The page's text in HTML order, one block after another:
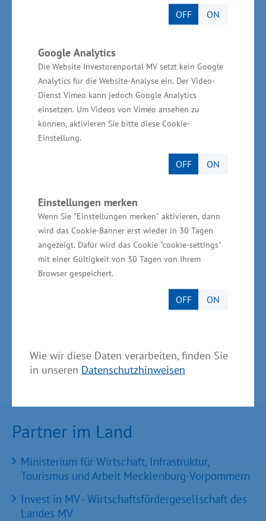
OFF ON
Google Analytics
Die Website Investorenportal MV setzt kein Google
Analytics für die Website-Analyse ein. Der Video-
Dienst Vimeo kann jedoch Google Analytics
einsetzen. Um Videos von Vimeo ansehen zu
können, aktivieren Sie bitte diese Cookie-
Einstellung.
OFF ON
Einstellungen merken
Wenn Sie "Einstellungen merken" aktivieren, dann
wird das Cookie-Banner erst wieder in 30 Tagen
angezeigt. Dafür wird das Cookie "cookie-settings"
mit einer Gültigkeit von 30 Tagen von Ihrem
Browser gespeichert.
OFF ON
Wie wir diese Daten verarbeiten, finden Sie
in unseren Datenschutzhinweisen
Mit einem Wertschöpfungsanteil von vier
Prozent an der gesamten Branche nimmt der
Vorpommern eine hohe Bedeutung ein.
Auf Initiative der BioCon Valley® GmbH wurde
in Kooperation mit dem unabhängigen
Wirtschaftsforschungsinstitut WifOR die Studie
„Ökonomischer Fußabdruck – Die
Gesundheitswirtschaft in Mecklenburg-
bundesweit vergleichbare Zahlen zur
Gesundheitswirtschaft Mecklenburg-
Vorpommern vor.
Weitere Informationen zur Studie unter:
www.bioconvalley.org/standort-
Partner im Land
Ministerium für Wirtschaft, Infrastruktur,
Tourismus und Arbeit Mecklenburg-Vorpommern
Invest in MV - Wirtschaftsfördergesellschaft des
Landes MV